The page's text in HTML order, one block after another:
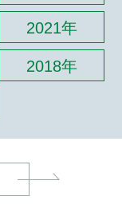
2021年
2018年